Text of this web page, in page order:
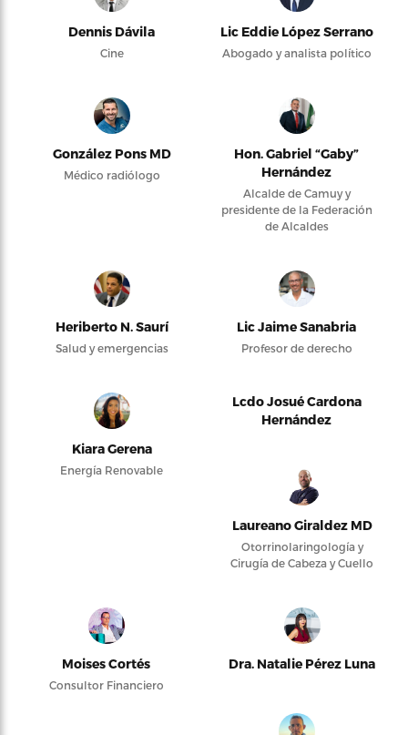
Dennis Dávila
Cine
Lic Eddie López Serrano
Abogado y analista político
González Pons MD
Médico radiólogo
Hon. Gabriel “Gaby”
Hernández
Alcalde de Camuy y
presidente de la Federación
de Alcaldes
Heriberto N. Saurí
Salud y emergencias
Lic Jaime Sanabria
Profesor de derecho
Kiara Gerena
Energía Renovable
Lcdo Josué Cardona
Hernández
Laureano Giraldez MD
Otorrinolaringología y
Cirugía de Cabeza y Cuello
Moises Cortés
Consultor Financiero
Dra. Natalie Pérez Luna